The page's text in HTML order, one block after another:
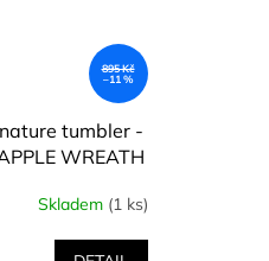
895 Kč
–11 %
tumbler -
WREATH
Skladem (1 ks)